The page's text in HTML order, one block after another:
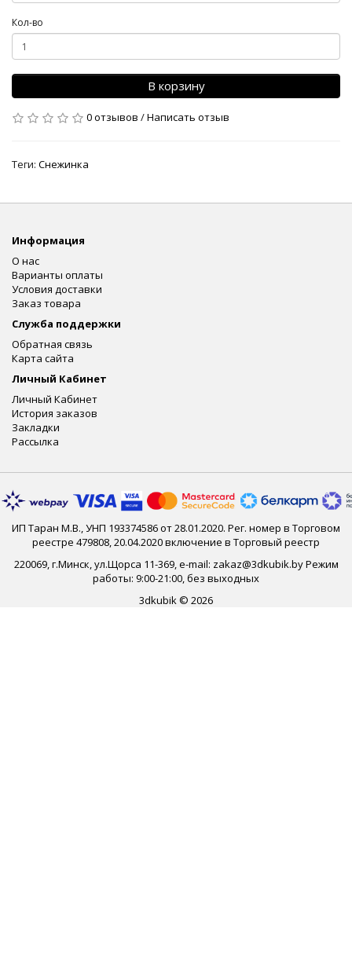
Кол-во
В корзину
0 отзывов /Написать отзыв
Теги: Снежинка
Информация
О нас
Варианты оплаты
Условия доставки
Заказ товара
Служба поддержки
Обратная связь
Карта сайта
Личный Кабинет
Личный Кабинет
История заказов
Закладки
Рассылка
ИП Таран М.В., УНП 193374586 от 28.01.2020. Рег. номер в Торговом
реестре 479808, 20.04.2020 включение в Торговый реестр
220069, г.Минск, ул.Щорса 11-369, e-mail: zakaz@3dkubik.by Режим
работы: 9:00-21:00, без выходных
3dkubik © 2026